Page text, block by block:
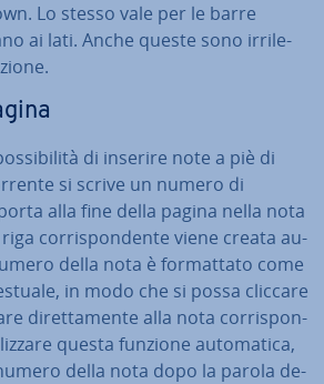
Lo stesso vale per le barre
ai lati. Anche queste sono ir­ri­le­
di inserire note a piè di
si scrive un numero di
alla fine della pagina nella nota
cor­ri­spon­den­te viene creata au­
della nota è for­mat­ta­to come
in modo che si possa cliccare
di­ret­ta­men­te alla nota cor­ri­spon­
questa funzione au­to­ma­ti­ca,
della nota dopo la parola de­